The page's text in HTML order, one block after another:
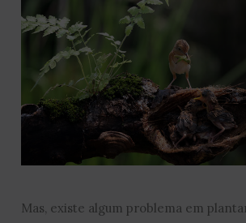
Mas, existe algum problema em